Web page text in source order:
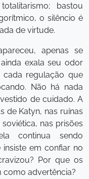
bastou
o silêncio é
de virtude.
apenas se
exala seu odor
regulação que
Não há nada
de cuidado. A
de Katyn, nas ruínas
nas prisões
continua sendo
em confiar no
Por que os
como advertência?